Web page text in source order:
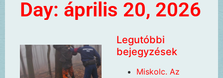
Day: április 20, 2026
Legutóbbi
bejegyzések
Miskolc. Az